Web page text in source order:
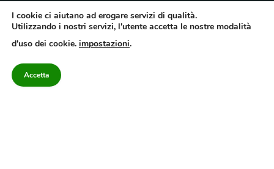
Quotidiano dell’Irpinia, a diffusione regionale. Reg. Trib. di Avellino n.7/12 del
10/9/2012. Iscritto nel Registro Operatori di Comunicazione al n.7671
Avellino – Cap.Soc. 20.000 € – REA 187346 – PI/CF. Reg. naz. stampa 10218/99
I cookie ci aiutano ad erogare servizi di qualità.
Utilizzando i nostri servizi, l'utente accetta le nostre modalità
d'uso dei cookie. impostazioni.
Accetta